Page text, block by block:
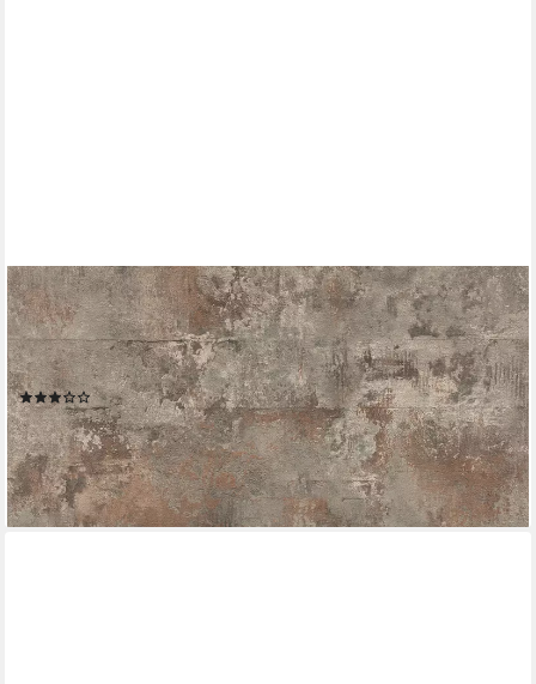
RASCH
Vliestapete Atlas - Selbstklebende Tapete Betonoptik von tesa®
x rasch®, strukturiert, Beton, urban, Industrial, used, (1 Rolle, 1
St), selbstklebend, 6,00m x 0,53m
(1)
39,00 €
(12,26 €/ 1 qm)
lieferbar - in 2-3 Werktagen bei dir